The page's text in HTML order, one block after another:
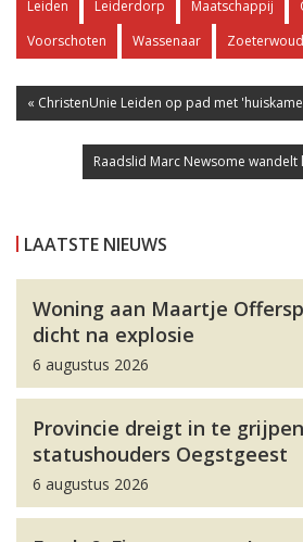
Leiden Leiderdorp Maatschappij
Voorschoten
Wassenaar
« ChristenUnie Leiden op pad met
Raadslid Marc Newsome
LAATSTE NIEUWS
Woning aan Maartje
dicht na explosie
6 augustus 2026
Provincie dreigt in te
statushouders Oegstgeest
6 augustus 2026